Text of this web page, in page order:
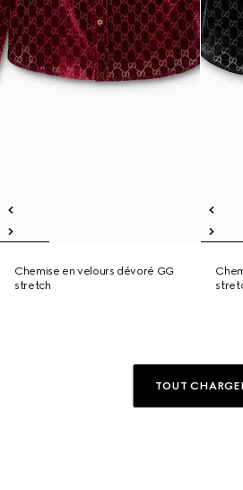
Chemise en velours dévoré GG
stretch
TOUT